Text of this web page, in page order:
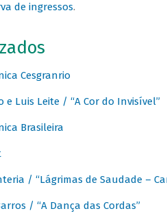
de ingressos.
Cesgranrio
e Luis Leite / “A Cor do Invisível”
Brasileira
/ “Lágrimas de Saudade –
/ “A Dança das Cordas”